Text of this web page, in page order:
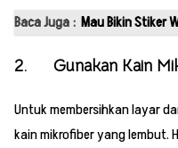
Baca Juga : Mau Bikin Stiker
2. Gunakan Kain
Untuk membersihkan layar
kain mikrofiber yang lembut.